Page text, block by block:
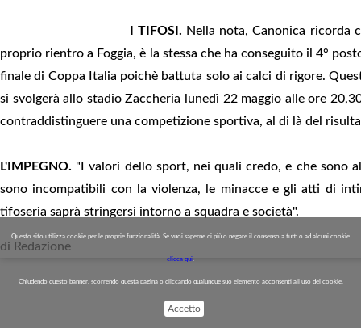
Questo sito utilizza cookie per le proprie funzionalità. Se vuoi saperne di più o negare il consenso a tutti o ad alcuni cookie
clicca qui.
Chiudendo questo banner, scorrendo questa pagina o cliccando qualunque suo elemento acconsenti all uso dei cookie.
Accetto
I TIFOSI. Nella nota, Canonica ricorda
proprio rientro a Foggia, è la stessa che ha conseguito il 4°
finale di Coppa Italia poichè battuta solo ai calci di rigore.
si svolgerà allo stadio Zaccheria lunedì 22 maggio alle ore
contraddistinguere una competizione sportiva, al di là del
L'IMPEGNO. "I valori dello sport, nei quali credo, e che sono
sono incompatibili con la violenza, le minacce e gli atti di
tifoseria saprà stringersi intorno a squadra e società".
di Redazione